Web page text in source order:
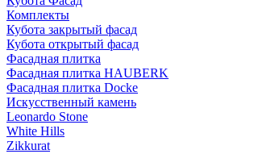
Комплекты
Кубота закрытый фасад
Кубота открытый фасад
Фасадная плитка
Фасадная плитка HAUBERK
Фасадная плитка Docke
Искусственный камень
Leonardo Stone
White Hills
Zikkurat